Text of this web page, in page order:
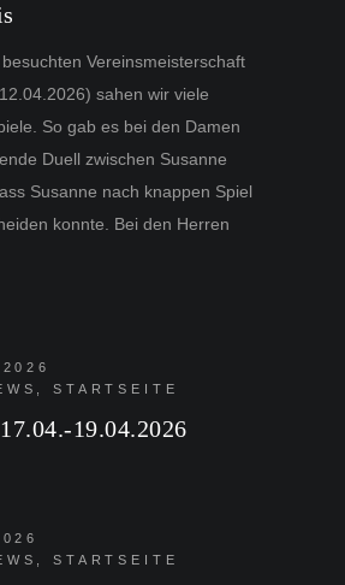
Vereinsmeisterschaft
sahen wir viele
So gab es bei den Damen
Duell zwischen Susanne
Susanne nach knappen Spiel
konnte. Bei den Herren
,STARTSEITE
19.04.2026
,STARTSEITE